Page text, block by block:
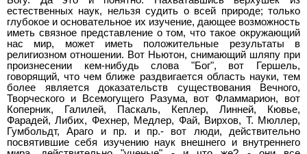
естественных наук, нельзя судить о всей природе; только
глубокое и основательное их изучение, дающее возможность
иметь связное представление о том, что такое окружающий
нас мир, может иметь положительные результаты в
религиозном отношении. Вот Ньютон, снимающий шляпу при
произнесении кем-нибудь слова "Бог", вот Гершель,
говорящий, что чем ближе раздвигается область науки, тем
более является доказательств существования Вечного,
Творческого и Всемогущего Разума, вот Фламмарион, вот
Коперник, Галилей, Паскаль, Кеплер, Линней, Кювье,
Фарадей, Либих, Фехнер, Медлер, Фай, Вирхов, Т. Мюллер,
Гумбольдт, Араго и пр. и пр.- вот люди, действительно
посвятившие себя изучению наук внешнего и внутреннего